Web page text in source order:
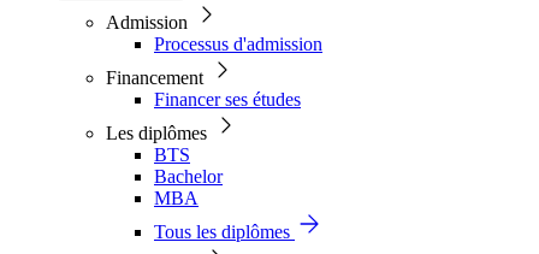
Admission
Processus d'admission
Financement
Financer ses études
Les diplômes
BTS
Bachelor
MBA
Tous les diplômes